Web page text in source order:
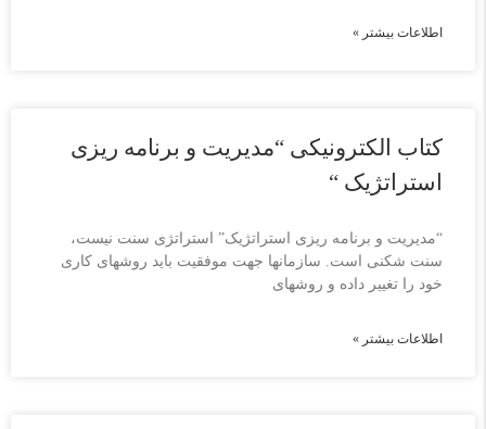
اطلاعات بیشتر »
کتاب الکترونیکی “مدیریت و برنامه ریزی
استراتژیک “
“مدیریت و برنامه ریزی استراتژیک” استراتژی سنت نیست،
سنت شکنی است. سازمانها جهت موفقیت باید روشهای کاری
خود را تغییر داده و روشهای
اطلاعات بیشتر »